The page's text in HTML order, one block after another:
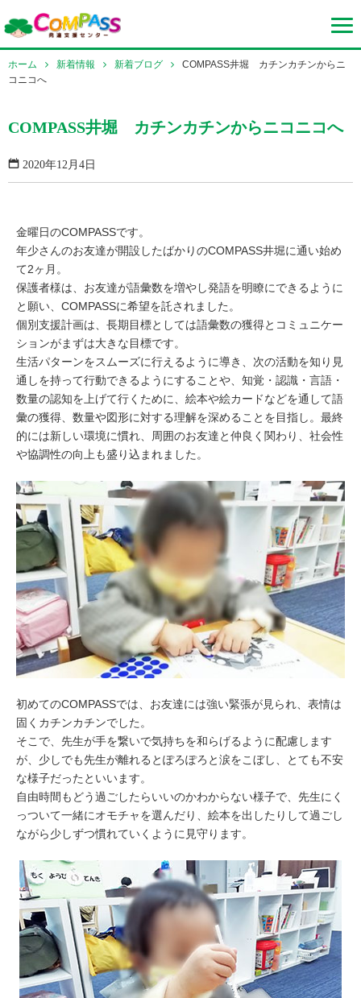
ホーム 新着情報 新着ブログ
COMPASS井堀 カチンカチンからニ
コニコへ
COMPASS井堀 カチンカチンからニコニコへ
2020年12月4日
金曜日のCOMPASSです。
年少さんのお友達が開設したばかりのCOMPASS井堀に通い始め
て2ヶ月。
保護者様は、お友達が語彙数を増やし発語を明瞭にできるように
と願い、COMPASSに希望を託されました。
個別支援計画は、長期目標としては語彙数の獲得とコミュニケー
ションがまずは大きな目標です。
生活パターンをスムーズに行えるように導き、次の活動を知り見
通しを持って行動できるようにすることや、知覚・認識・言語・
数量の認知を上げて行くために、絵本や絵カードなどを通して語
彙の獲得、数量や図形に対する理解を深めることを目指し。最終
的には新しい環境に慣れ、周囲のお友達と仲良く関わり、社会性
や協調性の向上も盛り込まれました。
初めてのCOMPASSでは、お友達には強い緊張が見られ、表情は
固くカチンカチンでした。
そこで、先生が手を繋いで気持ちを和らげるように配慮します
が、少しでも先生が離れるとぽろぽろと涙をこぼし、とても不安
な様子だったといいます。
自由時間もどう過ごしたらいいのかわからない様子で、先生にく
っついて一緒にオモチャを選んだり、絵本を出したりして過ごし
ながら少しずつ慣れていくように見守ります。